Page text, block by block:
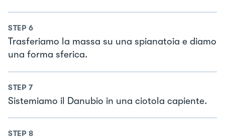
STEP 6
Trasferiamo la massa su una spianatoia e diamo
una forma sferica.
STEP 7
Sistemiamo il Danubio in una ciotola capiente.
STEP 8